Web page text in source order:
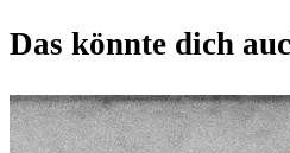
Das könnte dich